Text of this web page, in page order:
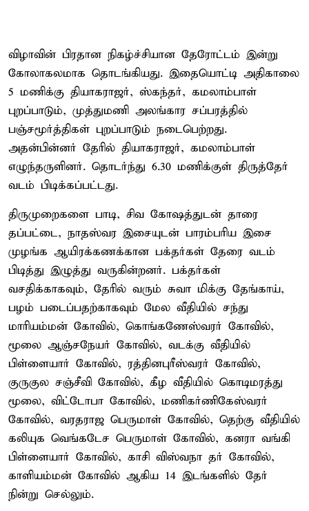
விழாவின் பிரதான நிகழ்ச்சியான தேரோட்டம் இன்று
கோலாகலமாக தொடங்கியது. இதையொட்டி அதிகாலை
5 மணிக்கு தியாகராஜர், ஸ்கந்தர், கமலாம்பாள்
புறப்பாடும், முத்துமணி அலங்கார சப்பரத்தில்
பஞ்சமூர்த்திகள் புறப்பாடும் நடைபெற்றது.
அதன்பின்னர் தேரில் தியாகராஜர், கமலாம்பாள்
எழுந்தருளினர். தொடர்ந்து 6.30 மணிக்குள் திருத்தேர்
வடம் பிடிக்கப்பட்டது.
திருமுறைகளை பாடி, சிவ கோஷத்துடன் தாரை
தப்பட்டை, நாதஸ்வர இசையுடன் பாரம்பரிய இசை
முழங்க ஆயிரக்கணக்கான பக்தர்கள் தேரை வடம்
பிடித்து இழுத்து வருகின்றனர். பக்தர்கள்
வசதிக்காகவும், தேரில் வரும் சுவா மிக்கு தேங்காய்,
பழம் படைப்பதற்காகவும் மேல வீதியில் சந்து
மாரியம்மன் கோவில், கொங்கணேஸ்வரர் கோவில்,
மூலை ஆஞ்சநேயர் கோவில், வடக்கு வீதியில்
பிள்ளையார் கோவில், ரத்தினபுரீஸ்வரர் கோவில்,
குருகுல சஞ்சீவி கோவில், கீழ வீதியில் கொடிமரத்து
மூலை, விட்டோபா கோவில், மணிகர்ணிகேஸ்வரர்
கோவில், வரதராஜ பெருமாள் கோவில், தெற்கு வீதியில்
கலியுக வெங்கடேச பெருமாள் கோவில், கனரா வங்கி
பிள்ளையார் கோவில், காசி விஸ்வநா தர் கோவில்,
காளியம்மன் கோவில் ஆகிய 14 இடங்களில் தேர்
நின்று செல்லும்.